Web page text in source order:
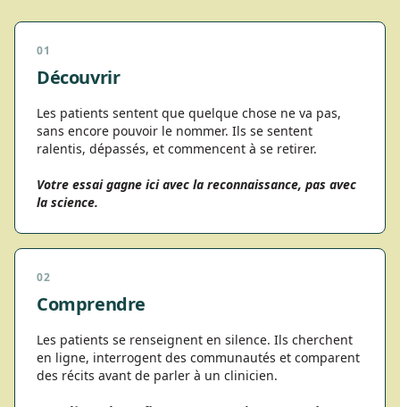
01
Découvrir
Les patients sentent que quelque chose ne va pas,
sans encore pouvoir le nommer. Ils se sentent
ralentis, dépassés, et commencent à se retirer.
Votre essai gagne ici avec la reconnaissance, pas avec
la science.
02
Comprendre
Les patients se renseignent en silence. Ils cherchent
en ligne, interrogent des communautés et comparent
des récits avant de parler à un clinicien.